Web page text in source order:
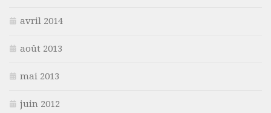
avril 2014
août 2013
mai 2013
juin 2012